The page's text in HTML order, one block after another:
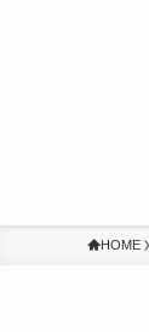
HOME